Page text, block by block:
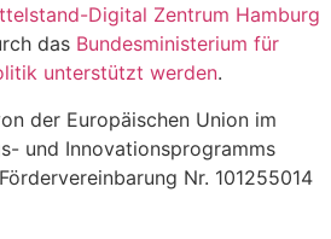
Digital Zentrum Hamburg
das Bundesministerium für
unterstützt werden.
der Europäischen Union im
und Innovationsprogramms
Nr. 101255014